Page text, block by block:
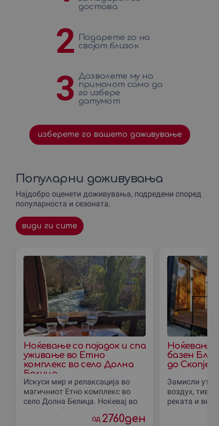
достава
2
Подарете го на
својот близок
3 Дозволете му на
примачот само да
го избере
датумот
изберете го вашето доживување
Популарни доживувања
Најдобро оценети доживувања, подредени според
популарноста и сезоната.
види ги сите
Ноќевање со појадок и спа
уживање во Етно
комплекс во село Долна
Белица
Искуси мир и релаксација во
магичниот Етно комплекс во
село Долна Белица. Ноќевај во
удобна соба со појадок, користи
го спа центар и уживај
од 2760ден
Ноќевање
базен
до Скопjе
Замисли
воздух,
реката и